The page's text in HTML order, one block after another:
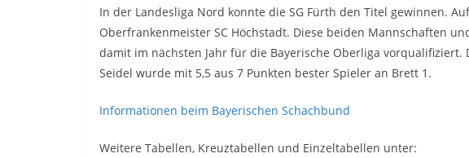
In der Landesliga Nord konnte die SG Fürth den Titel gewinnen.
Oberfrankenmeister SC Höchstadt. Diese beiden Mannschaften
damit im nächsten Jahr für die Bayerische Oberliga vorqualifiziert.
Seidel wurde mit 5,5 aus 7 Punkten bester Spieler an Brett 1.
Informationen beim Bayerischen Schachbund
Weitere Tabellen, Kreuztabellen und Einzeltabellen unter: